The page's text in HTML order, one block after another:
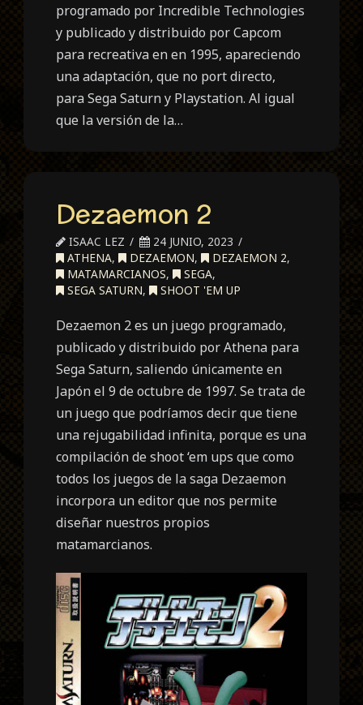
programado por Incredible Technologies
y publicado y distribuido por Capcom
para recreativa en en 1995, apareciendo
una adaptación, que no port directo,
para Sega Saturn y Playstation. Al igual
que la versión de la…
Dezaemon 2
ISAAC LEZ
24 JUNIO, 2023
ATHENA, DEZAEMON, DEZAEMON 2,
MATAMARCIANOS, SEGA,
SEGA SATURN, SHOOT 'EM UP
Dezaemon 2 es un juego programado,
publicado y distribuido por Athena para
Sega Saturn, saliendo únicamente en
Japón el 9 de octubre de 1997. Se trata de
un juego que podríamos decir que tiene
una rejugabilidad infinita, porque es una
compilación de shoot ‘em ups que como
todos los juegos de la saga Dezaemon
incorpora un editor que nos permite
diseñar nuestros propios
matamarcianos.